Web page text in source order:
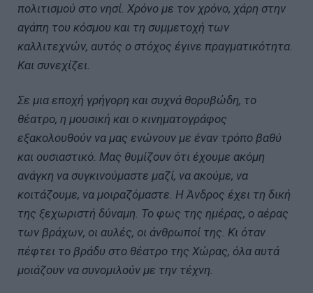
πολιτισμού στο νησί. Χρόνο με τον χρόνο, χάρη στην
αγάπη του κόσμου και τη συμμετοχή των
καλλιτεχνών, αυτός ο στόχος έγινε πραγματικότητα.
Και συνεχίζει.
Σε μια εποχή γρήγορη και συχνά θορυβώδη, το
θέατρο, η μουσική και ο κινηματογράφος
εξακολουθούν να μας ενώνουν με έναν τρόπο βαθύ
και ουσιαστικό. Μας θυμίζουν ότι έχουμε ακόμη
ανάγκη να συγκινούμαστε μαζί, να ακούμε, να
κοιτάζουμε, να μοιραζόμαστε. Η Άνδρος έχει τη δική
της ξεχωριστή δύναμη. Το φως της ημέρας, ο αέρας
των βράχων, οι αυλές, οι άνθρωποί της. Κι όταν
πέφτει το βράδυ στο θέατρο της Χώρας, όλα αυτά
μοιάζουν να συνομιλούν με την τέχνη.